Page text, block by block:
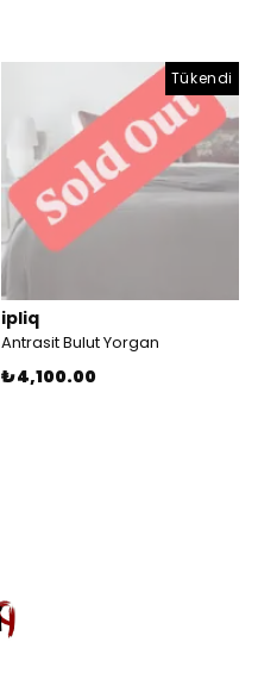
Tükendi
ipliq
Antrasit Bulut Yorgan
₺ 4,100.00